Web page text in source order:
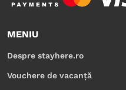
MENIU
Despre stayhere.ro
Vouchere de vacanță